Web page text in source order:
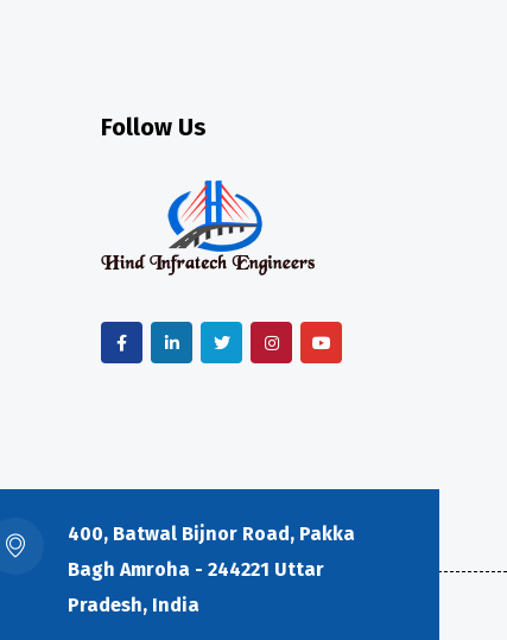
Follow Us
400, Batwal Bijnor Road, Pakka
Bagh Amroha - 244221 Uttar
Pradesh, India